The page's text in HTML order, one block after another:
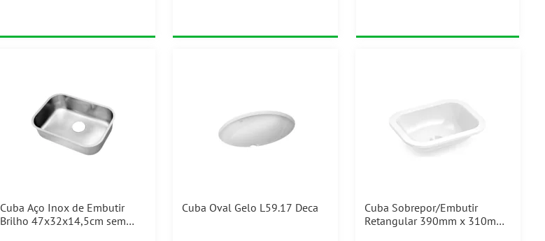
Cuba Aço Inox de Embutir
Brilho 47x32x14,5cm sem
Cuba Oval Gelo L59.17 Deca
Cuba Sobrepor/Embutir
Retangular 390mm x 310mm